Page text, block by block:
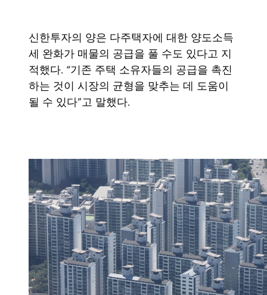
신한투자의 양은 다주택자에 대한 양도소득
세 완화가 매물의 공급을 풀 수도 있다고 지
적했다. “기존 주택 소유자들의 공급을 촉진
하는 것이 시장의 균형을 맞추는 데 도움이
될 수 있다”고 말했다.